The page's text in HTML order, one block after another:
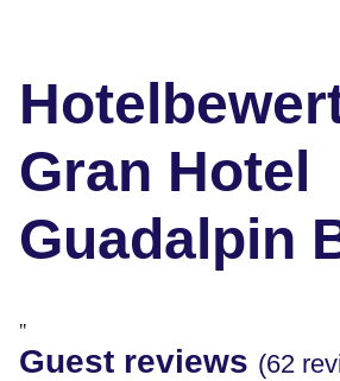
Gran Hotel
Guadalpin
"
Guest reviews (62